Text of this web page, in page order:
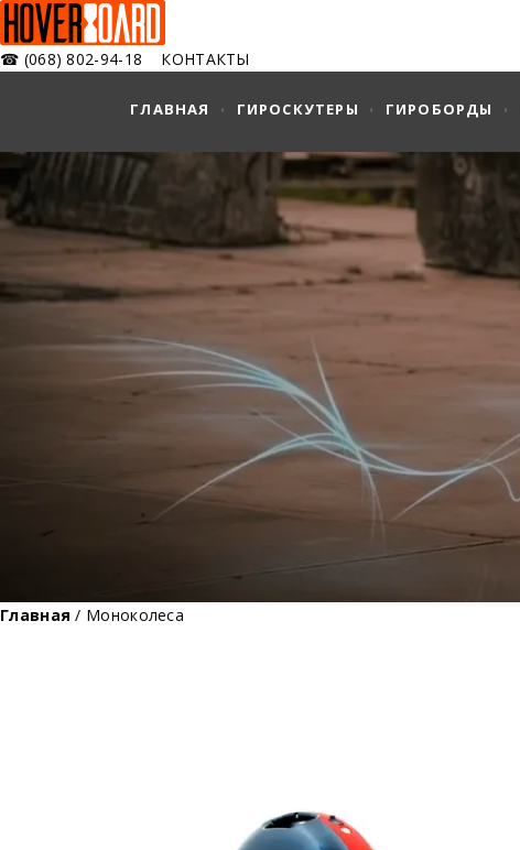
☎ (068) 802-94-18 КОНТАКТЫ
ГЛАВНАЯ ГИРОСКУТЕРЫ ГИРОБОРДЫ
Главная/ Моноколеса